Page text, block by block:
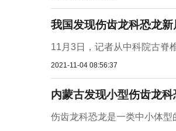
我国发现伤齿龙科恐龙
11月3日，记者从中科院古脊
2021-11-04 08:56:37
内蒙古发现小型伤齿龙
伤齿龙科恐龙是一类中小体